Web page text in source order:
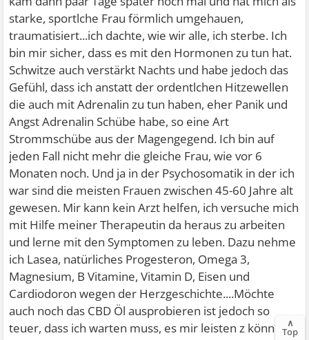
starke, sportlche Frau förmlich umgehauen,
traumatisiert...ich dachte, wie wir alle, ich sterbe. Ich
bin mir sicher, dass es mit den Hormonen zu tun hat.
Schwitze auch verstärkt Nachts und habe jedoch das
Gefühl, dass ich anstatt der ordentlchen Hitzewellen
die auch mit Adrenalin zu tun haben, eher Panik und
Angst Adrenalin Schübe habe, so eine Art
Strommschübe aus der Magengegend. Ich bin auf
jeden Fall nicht mehr die gleiche Frau, wie vor 6
Monaten noch. Und ja in der Psychosomatik in der ich
war sind die meisten Frauen zwischen 45-60 Jahre alt
gewesen. Mir kann kein Arzt helfen, ich versuche mich
mit Hilfe meiner Therapeutin da heraus zu arbeiten
und lerne mit den Symptomen zu leben. Dazu nehme
ich Lasea, natürliches Progesteron, Omega 3,
Magnesium, B Vitamine, Vitamin D, Eisen und
Cardiodoron wegen der Herzgeschichte....Möchte
auch noch das CBD Öl ausprobieren ist jedoch so
teuer, dass ich warten muss, es mir leisten z können.∧
Top